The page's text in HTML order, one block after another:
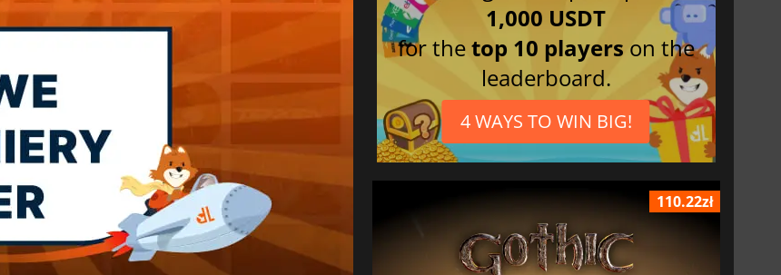
1,000 USDT
for thetop 10 players on the
leaderboard.
4 WAYS TO WIN BIG!
110.22zł